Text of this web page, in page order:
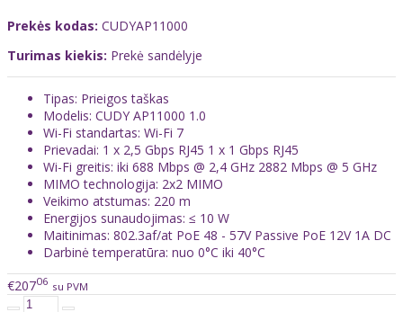
Prekės kodas: CUDYAP11000
Turimas kiekis: Prekė sandėlyje
Tipas: Prieigos taškas
Modelis: CUDY AP11000 1.0
Wi-Fi standartas: Wi-Fi 7
Prievadai: 1 x 2,5 Gbps RJ45 1 x 1 Gbps RJ45
Wi-Fi greitis: iki 688 Mbps @ 2,4 GHz 2882 Mbps @ 5 GHz
MIMO technologija: 2x2 MIMO
Veikimo atstumas: 220 m
Energijos sunaudojimas: ≤ 10 W
Maitinimas: 802.3af/at PoE 48 - 57V Passive PoE 12V 1A DC
Darbinė temperatūra: nuo 0°C iki 40°C
€20706 su PVM